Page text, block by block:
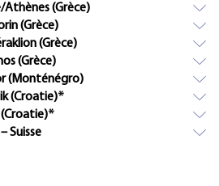
Athènes (Grèce)
(Grèce)
(Grèce)
(Grèce)
(Monténégro)
(Croatie)*
(Croatie)*
Suisse